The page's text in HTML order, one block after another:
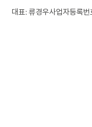
대표: 류경우사업자등록